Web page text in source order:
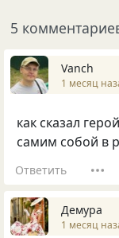
5
Vanch
1 месяц
как сказал
самим собой в
Ответить
Демура
1 месяц